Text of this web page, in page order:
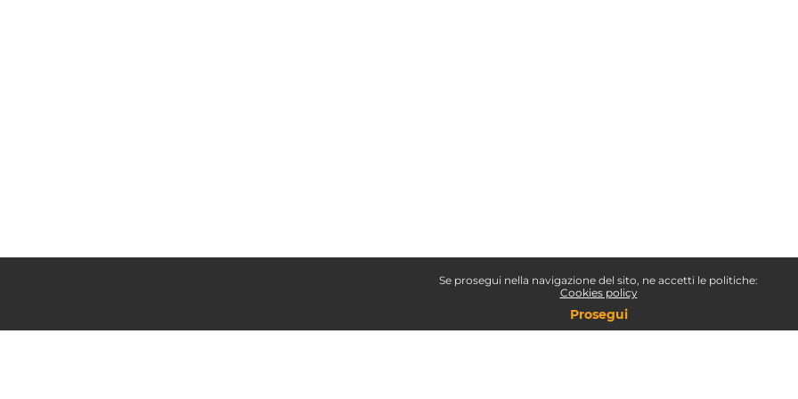
Se prosegui nella navigazione del sito, ne accetti le politiche:
Cookies policy
Prosegui